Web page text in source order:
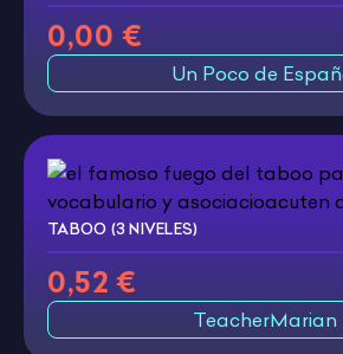
0,00 €
Un Poco de
TABOO (3 NIVELES)
0,52 €
TeacherMarian